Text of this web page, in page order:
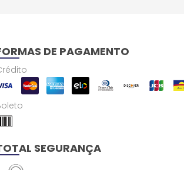
DE PAGAMENTO
SEGURANÇA